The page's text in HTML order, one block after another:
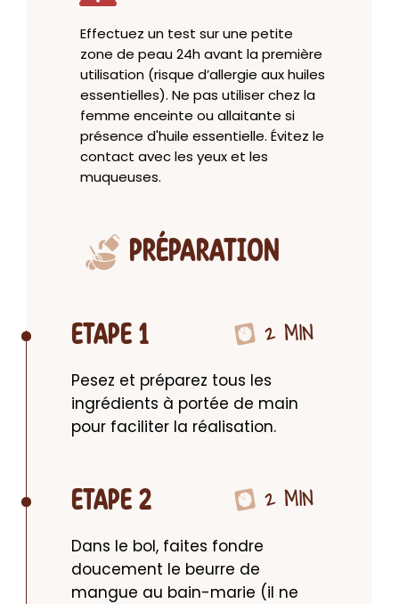
Effectuez un test sur une petite
zone de peau 24h avant la première
utilisation (risque d’allergie aux huiles
essentielles). Ne pas utiliser chez la
femme enceinte ou allaitante si
présence d'huile essentielle. Évitez le
contact avec les yeux et les
muqueuses.
PRÉPARATION
ETAPE 1 2 MIN
Pesez et préparez tous les
ingrédients à portée de main
pour faciliter la réalisation.
ETAPE 2 2 MIN
Dans le bol, faites fondre
doucement le beurre de
mangue au bain-marie (il ne